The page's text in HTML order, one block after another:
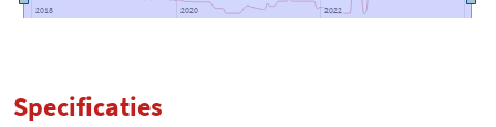
2018
2018 2020
2020 2022
2022
Specificaties